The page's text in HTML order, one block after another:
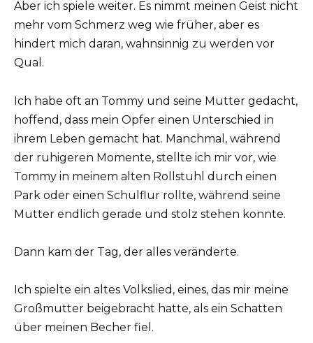
Aber ich spiele weiter. Es nimmt meinen Geist nicht
mehr vom Schmerz weg wie früher, aber es
hindert mich daran, wahnsinnig zu werden vor
Qual.
Ich habe oft an Tommy und seine Mutter gedacht,
hoffend, dass mein Opfer einen Unterschied in
ihrem Leben gemacht hat. Manchmal, während
der ruhigeren Momente, stellte ich mir vor, wie
Tommy in meinem alten Rollstuhl durch einen
Park oder einen Schulflur rollte, während seine
Mutter endlich gerade und stolz stehen konnte.
Dann kam der Tag, der alles veränderte.
Ich spielte ein altes Volkslied, eines, das mir meine
Großmutter beigebracht hatte, als ein Schatten
über meinen Becher fiel.